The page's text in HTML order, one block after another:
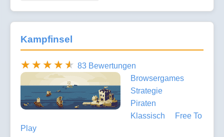
Kampfinsel
83 Bewertungen
Browsergames
Strategie
Piraten
Klassisch
Free To
Play